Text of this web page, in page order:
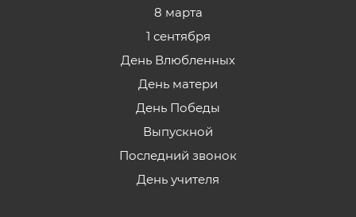
8 марта
1 сентября
День Влюбленных
День матери
День Победы
Выпускной
Последний звонок
День учителя